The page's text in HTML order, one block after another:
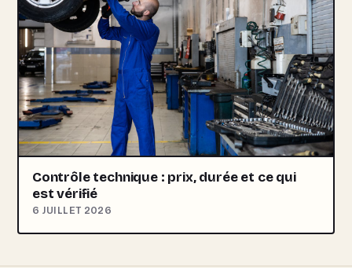
Contrôle technique : prix, durée et ce qui
est vérifié
6 JUILLET 2026